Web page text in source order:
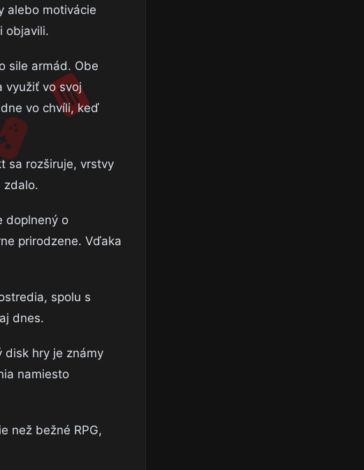
alebo motivácie
objavili.
sile armád. Obe
využiť vo svoj
vo chvíli, keď
sa rozširuje, vrstvy
zdalo.
doplnený o
prirodzene. Vďaka
spolu s
dnes.
disk hry je známy
namiesto
než bežné RPG,